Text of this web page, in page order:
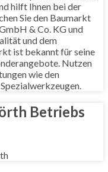
hilft Ihnen bei der
Sie den Baumarkt
& Co. KG und
und dem
ist bekannt für seine
Nutzen
wie den
Betriebs